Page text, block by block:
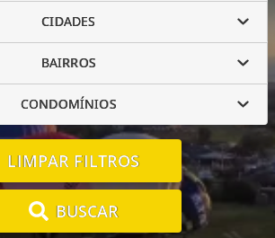
CIDADES
BAIRROS
CONDOMÍNIOS
LIMPAR FILTROS
BUSCAR